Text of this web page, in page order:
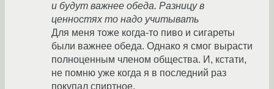
и будут важнее обеда. Разницу в
ценностях то надо учитывать
Для меня тоже когда-то пиво и сигареты
были важнее обеда. Однако я смог вырасти
полноценным членом общества. И, кстати,
не помню уже когда я в последний раз
покупал спиртное.